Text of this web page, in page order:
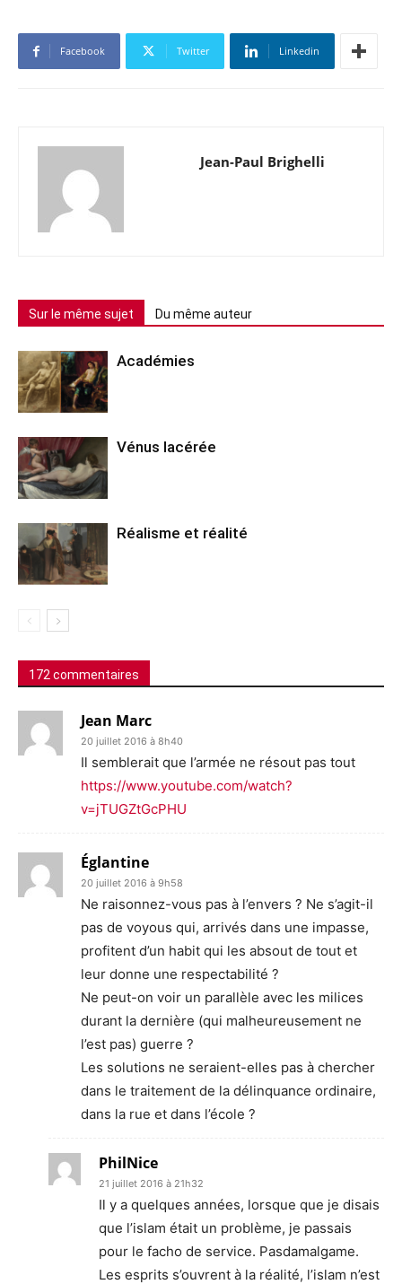
Facebook Twitter Linkedin
Jean-Paul Brighelli
Sur le même sujet Du même auteur
Académies
Vénus lacérée
Réalisme et réalité
172 commentaires
Jean Marc
20 juillet 2016 à 8h40
Il semblerait que l’armée ne résout pas tout
https://www.youtube.com/watch?
v=jTUGZtGcPHU
Églantine
20 juillet 2016 à 9h58
Ne raisonnez-vous pas à l’envers ? Ne s’agit-il
pas de voyous qui, arrivés dans une impasse,
profitent d’un habit qui les absout de tout et
leur donne une respectabilité ?
Ne peut-on voir un parallèle avec les milices
durant la dernière (qui malheureusement ne
l’est pas) guerre ?
Les solutions ne seraient-elles pas à chercher
dans le traitement de la délinquance ordinaire,
dans la rue et dans l’école ?
PhilNice
21 juillet 2016 à 21h32
Il y a quelques années, lorsque que je disais
que l’islam était un problème, je passais
pour le facho de service. Pasdamalgame.
Les esprits s’ouvrent à la réalité, l’islam n’est